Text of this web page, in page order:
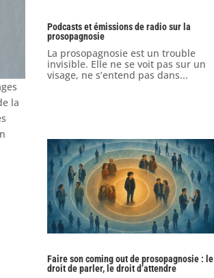
la
Podcasts et émissions de radio sur la
prosopagnosie
La prosopagnosie est un trouble
invisible. Elle ne se voit pas sur un
visage, ne s’entend pas dans...
Faire son coming out de prosopagnosie : le
droit de parler, le droit d’attendre